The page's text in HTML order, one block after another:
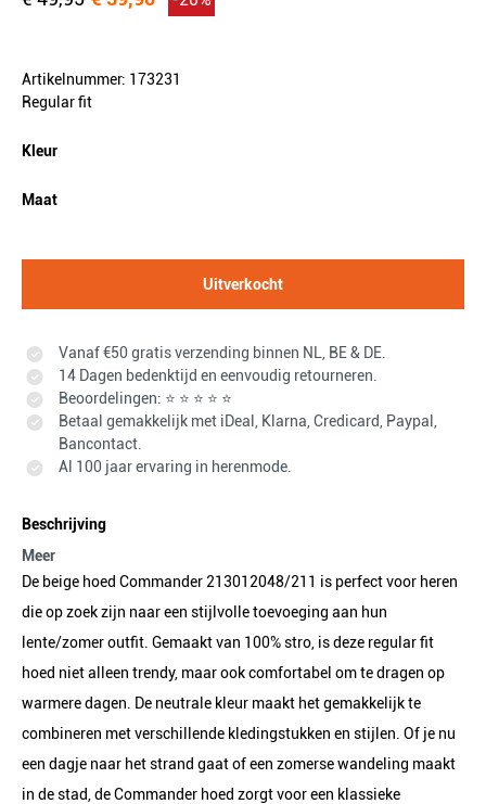
Artikelnummer: 173231
Regular fit
Kleur
Maat
Uitverkocht
Vanaf €50 gratis verzending binnen NL, BE & DE.
14 Dagen bedenktijd en eenvoudig retourneren.
Beoordelingen: ⭐ ⭐ ⭐ ⭐ ⭐
Betaal gemakkelijk met iDeal, Klarna, Credicard, Paypal,
Bancontact.
Al 100 jaar ervaring in herenmode.
Beschrijving
Meer
De beige hoed Commander 213012048/211 is perfect voor heren
die op zoek zijn naar een stijlvolle toevoeging aan hun
lente/zomer outfit. Gemaakt van 100% stro, is deze regular fit
hoed niet alleen trendy, maar ook comfortabel om te dragen op
warmere dagen. De neutrale kleur maakt het gemakkelijk te
combineren met verschillende kledingstukken en stijlen. Of je nu
een dagje naar het strand gaat of een zomerse wandeling maakt
in de stad, de Commander hoed zorgt voor een klassieke